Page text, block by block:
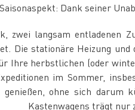
Dank seiner
langsam entladenen
Die stationäre Heizung
Ihre herbstlichen (oder
im Sommer,
ohne sich
Kastenwagens trägt nur